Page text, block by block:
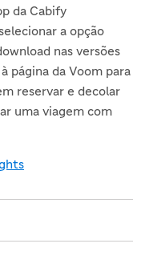
da Cabify
a opção
nas versões
página da Voom para
reservar e decolar
uma viagem com